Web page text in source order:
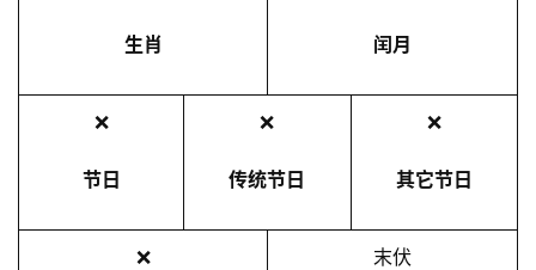
生肖 闰月
❌
节日
❌
传统节日
❌
其它节日
❌ 末伏